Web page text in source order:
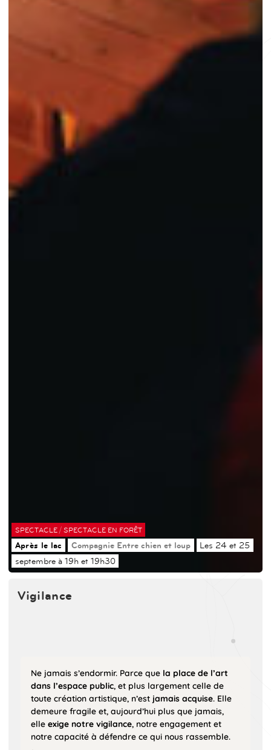
SPECTACLE /SPECTACLE EN FORÊT
Après le lac Compagnie Entre chien et loup
Les 24 et 25
septembre à 19h et 19h30
Vigilance
Ne jamais s’endormir. Parce que la place de l’art
dans l’espace public, et plus largement celle de
toute création artistique, n’est jamais acquise. Elle
demeure fragile et, aujourd’hui plus que jamais,
elle exige notre vigilance, notre engagement et
notre capacité à défendre ce qui nous rassemble.